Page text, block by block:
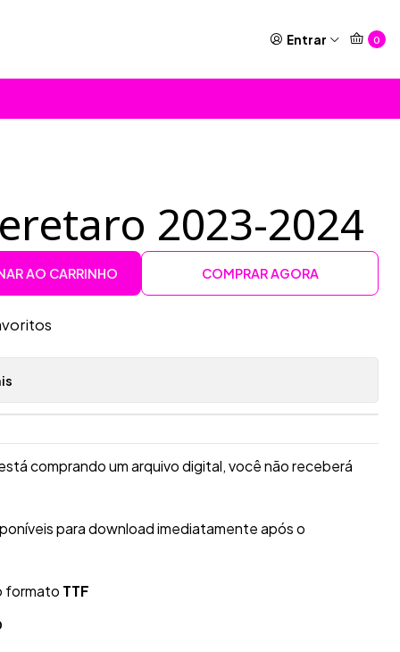
Entrar 0
2023-2024
AO CARRINHO COMPRAR AGORA
comprando um arquivo digital, você não receberá
para download imediatamente após o
formato TTF